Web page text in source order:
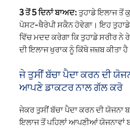
3 ਤੋਂ 5 ਦਿਨਾਂ ਬਾਅਦ: ਤੁਹਾਡੇ ਇਲਾਜ ਤੋਂ
ਪੋਸਟ-ਥੈਰੇਪੀ ਸਕੈਨ ਹੋਵੇਗਾ। ਇਹ
ਵਿੱਚ ਮਦਦ ਕਰੇਗਾ ਕਿ ਤੁਹਾਡੇ ਸਰੀਰ
ਦੀ ਇਲਾਜ ਖੁਰਾਕ ਨੂੰ ਕਿੱਥੇ ਜਜ਼ਬ ਕੀਤਾ
ਜੇ ਤੁਸੀਂ ਬੱਚਾ ਪੈਦਾ ਕਰਨ ਦੀ
ਆਪਣੇ ਡਾਕਟਰ ਨਾਲ ਗੱਲ ਕਰੋ
ਜੇਕਰ ਤੁਸੀਂ ਬੱਚਾ ਪੈਦਾ ਕਰਨ ਦੀ ਯੋਜਨਾ
ਇਲਾਜ ਤੋਂ ਪਹਿਲਾਂ ਆਪਣੀਆਂ ਯੋਜਨਾਵਾਂ